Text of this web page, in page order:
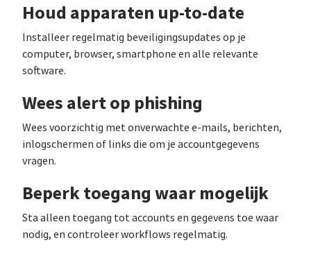
Houd apparaten up-to-date
Installeer regelmatig beveiligingsupdates op je
computer, browser, smartphone en alle relevante
software.
Wees alert op phishing
Wees voorzichtig met onverwachte e-mails, berichten,
inlogschermen of links die om je accountgegevens
vragen.
Beperk toegang waar mogelijk
Sta alleen toegang tot accounts en gegevens toe waar
nodig, en controleer workflows regelmatig.